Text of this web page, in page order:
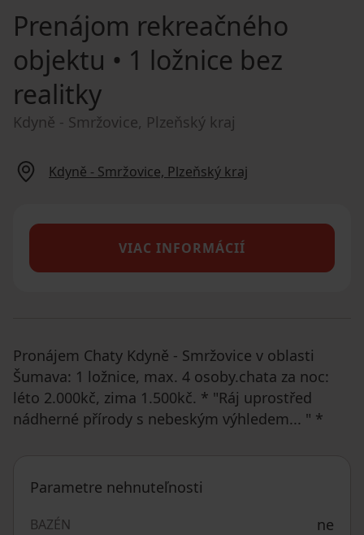
Prenájom rekreačného
objektu • 1 ložnice bez
realitky
Kdyně - Smržovice, Plzeňský kraj
Kdyně - Smržovice, Plzeňský kraj
VIAC INFORMÁCIÍ
Pronájem Chaty Kdyně - Smržovice v oblasti
Šumava: 1 ložnice, max. 4 osoby.chata za noc:
léto 2.000kč, zima 1.500kč. * "Ráj uprostřed
nádherné přírody s nebeským výhledem... " *
Parametre nehnuteľnosti
BAZÉN ne